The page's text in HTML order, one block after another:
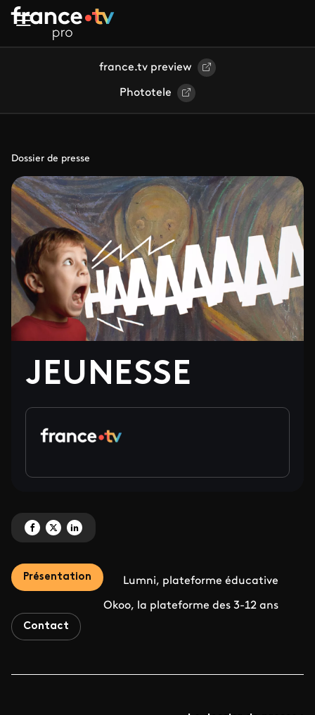
Aller au contenu principal
france.tv preview
Phototele
Dossier de presse
JEUNESSE
Partagez 'JEUNESSE' sur Facebook
Partagez 'JEUNESSE' sur X
Partagez 'JEUNESSE' sur LinkedIn
Présentation Lumni, plateforme éducative
Okoo, la plateforme des 3-12 ans
Contact